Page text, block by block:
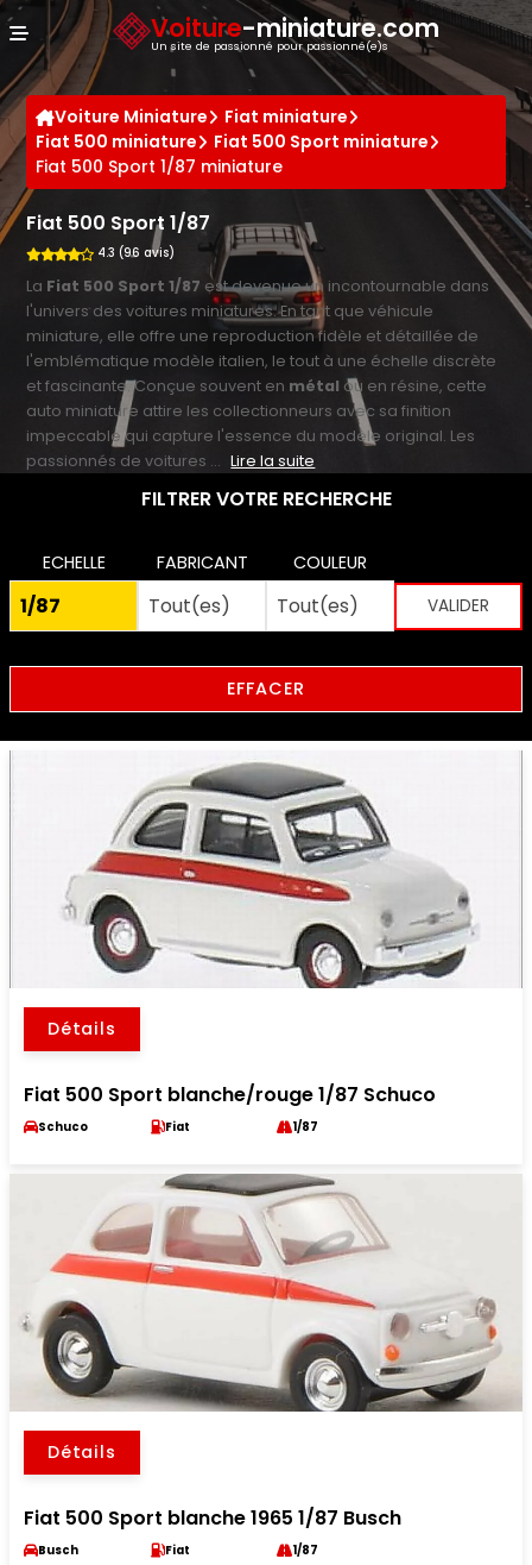
Voiture-miniature.com
Un site de passionné pour passionné(e)s
Voiture Miniature
Fiat miniature
Fiat 500 miniature
Fiat 500 Sport miniature
Fiat 500 Sport 1/87 miniature
Fiat 500 Sport 1/87
4.3 (96 avis)
La Fiat 500 Sport 1/87 est devenue un incontournable dans
l'univers des voitures miniatures. En tant que véhicule
miniature, elle offre une reproduction fidèle et détaillée de
l'emblématique modèle italien, le tout à une échelle discrète
et fascinante. Conçue souvent en métal ou en résine, cette
auto miniature attire les collectionneurs avec sa finition
impeccable qui capture l'essence du modèle original. Les
passionnés de voitures ... Lire la suite
FILTRER VOTRE RECHERCHE
ECHELLE FABRICANT COULEUR
EFFACER
Détails
Fiat 500 Sport blanche/rouge 1/87 Schuco
Schuco Fiat 1/87
Détails
Fiat 500 Sport blanche 1965 1/87 Busch
Busch Fiat 1/87
Panneau de gestion des cookies